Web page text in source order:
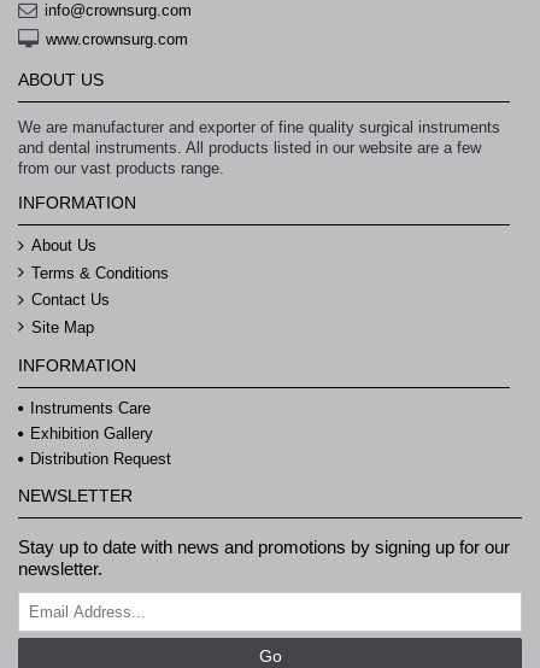
info@crownsurg.com
www.crownsurg.com
ABOUT US
We are manufacturer and exporter of fine quality surgical instruments
and dental instruments. All products listed in our website are a few
from our vast products range.
INFORMATION
About Us
Terms & Conditions
Contact Us
Site Map
INFORMATION
Instruments Care
Exhibition Gallery
Distribution Request
NEWSLETTER
Stay up to date with news and promotions by signing up for our
newsletter.
Go